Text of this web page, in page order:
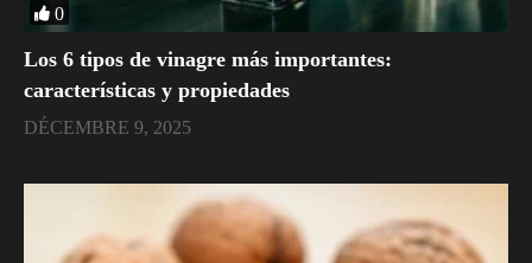
0
Los 6 tipos de vinagre más importantes:
características y propiedades
DÉCEMBRE 9, 2025